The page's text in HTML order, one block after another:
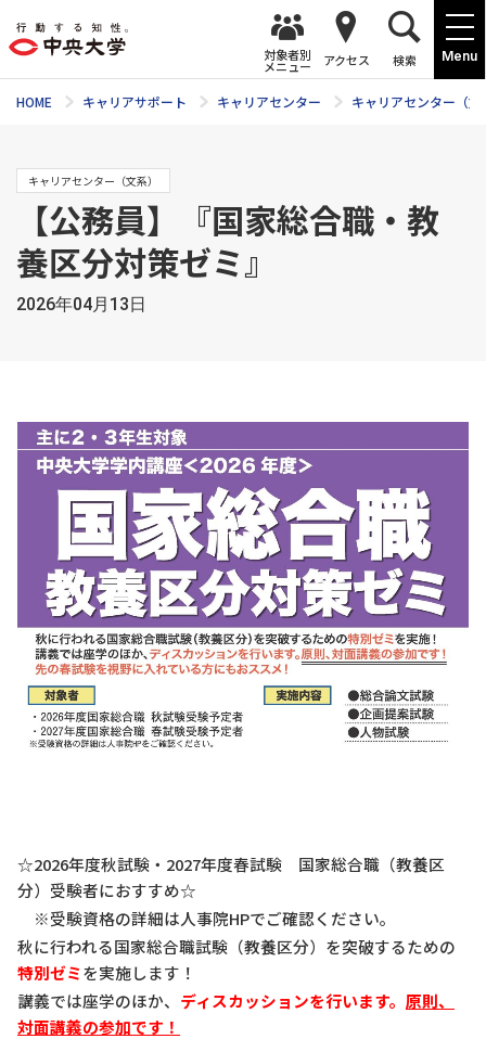
Menu
対象者別
メニュー アクセス 検索
HOME キャリアサポート キャリアセンター キャリアセンター（文
キャリアセンター（文系）
【公務員】『国家総合職・教
養区分対策ゼミ』
2026年04月13日
☆2026年度秋試験・2027年度春試験 国家総合職（教養区
分）受験者におすすめ☆
※受験資格の詳細は人事院HPでご確認ください。
秋に行われる国家総合職試験（教養区分）を突破するための
特別ゼミを実施します！
講義では座学のほか、 ディスカッションを行います。 原則、
対面講義の参加です！